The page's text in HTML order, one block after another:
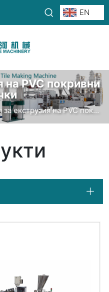
EN
на PVC покривни
екструзия на PVC покривни плочки